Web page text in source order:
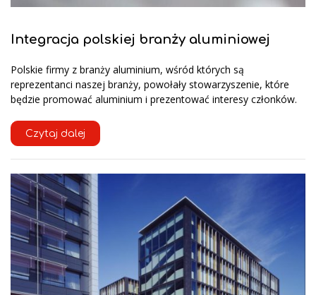
Integracja polskiej branży aluminiowej
Polskie firmy z branży aluminium, wśród których są
reprezentanci naszej branży, powołały stowarzyszenie, które
będzie promować aluminium i prezentować interesy członków.
Czytaj dalej